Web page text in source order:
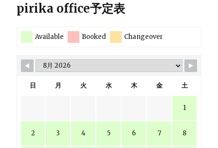
pirika office予定表
Available Booked Changeover
日 月 火 水 木 金 土
1
2 3 4 5 6 7 8